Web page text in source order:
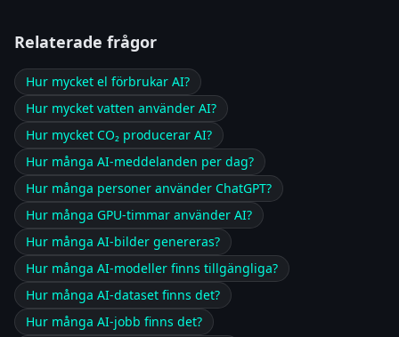
Relaterade frågor
Hur mycket el förbrukar AI?
Hur mycket vatten använder AI?
Hur mycket CO₂ producerar AI?
Hur många AI-meddelanden per dag?
Hur många personer använder ChatGPT?
Hur många GPU-timmar använder AI?
Hur många AI-bilder genereras?
Hur många AI-modeller finns tillgängliga?
Hur många AI-dataset finns det?
Hur många AI-jobb finns det?